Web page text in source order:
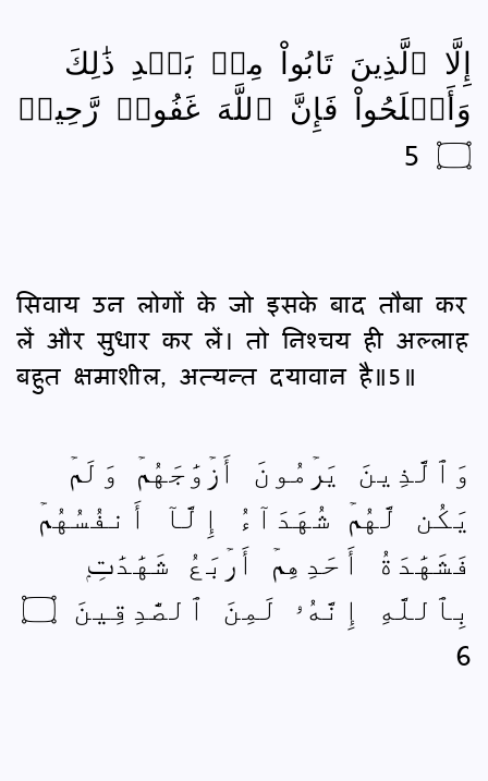
إِلَّا ٱلَّذِينَ تَابُواْ مِنۢ بَعۡدِ ذَٰلِكَ
وَأَصۡلَحُواْ فَإِنَّ ٱللَّهَ غَفُورٞ رَّحِيمٞ
۝ 5
सिवाय उन लोगों के जो इसके बाद तौबा कर
लें और सुधार कर लें। तो निश्‍चय ही अल्लाह
बहुत क्षमाशील, अत्यन्त दयावान है॥5॥
وَٱلَّذِينَ يَرۡمُونَ أَزۡوَٰجَهُمۡ وَلَمۡ
يَكُن لَّهُمۡ شُهَدَآءُ إِلَّآ أَنفُسُهُمۡ
فَشَهَٰدَةُ أَحَدِهِمۡ أَرۡبَعُ شَهَٰدَٰتِۭ
بِٱللَّهِ إِنَّهُۥ لَمِنَ ٱلصَّٰدِقِينَ ۝
6